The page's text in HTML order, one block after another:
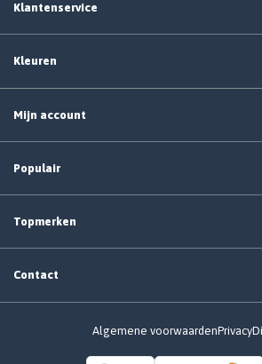
Klantenservice
Kleuren
Mijn account
Populair
Topmerken
Contact
Algemene voorwaardenPrivacy